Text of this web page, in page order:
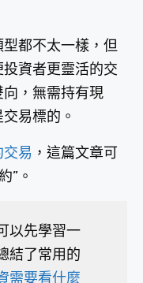
都不太一樣，但
投資者更靈活的交
，無需持有現
易標的。
交易 ，這篇文章可
”。
以先學習一
結了常用的
需要看什麼